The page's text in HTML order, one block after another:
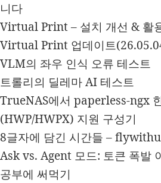
니다
Virtual Print – 설치 개선 & 활
Virtual Print 업데이트
VLM의 좌우 인식 오류 테스트
트롤리의 딜레마 AI 테스트
TrueNAS에서 paperless-ngx
(HWP/HWPX) 지원 구성기
8글자에 담긴 시간들 –
Ask vs. Agent 모드: 토큰 폭발
공부에 써먹기